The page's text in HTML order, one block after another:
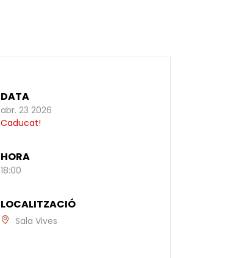
DATA
abr. 23 2026
Caducat!
HORA
18:00
LOCALITZACIÓ
Sala Vives